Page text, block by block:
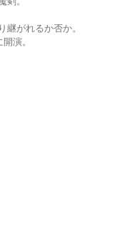
継がれるか否か。
演。